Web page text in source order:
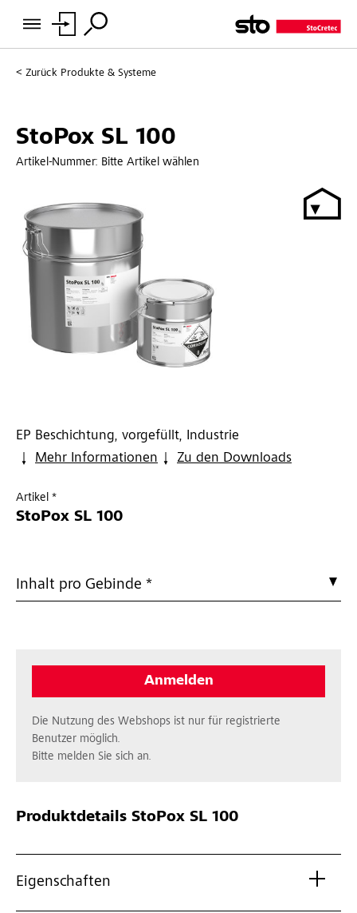
Zurück Produkte & Systeme
StoPox SL 100
Artikel-Nummer: Bitte Artikel wählen
EP Beschichtung, vorgefüllt, Industrie
Mehr Informationen
Zu den Downloads
Artikel *
StoPox SL 100
Inhalt pro Gebinde *
Anmelden
Die Nutzung des Webshops ist nur für registrierte
Benutzer möglich.
Bitte melden Sie sich an.
Produktdetails StoPox SL 100
Eigenschaften